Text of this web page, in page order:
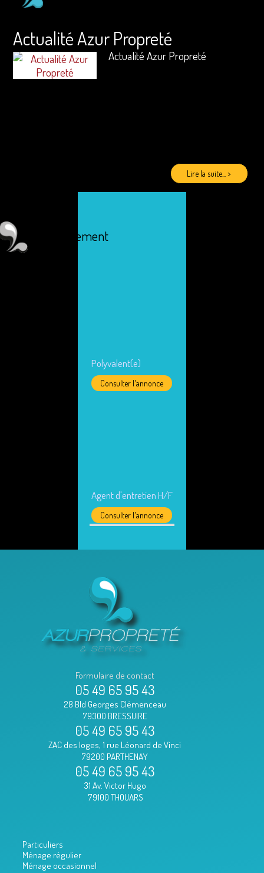
Actualité Azur Propreté
Actualité Azur Propreté
Lire la suite... >
Recrutement
Polyvalent(e)
Consulter l'annonce
Agent d'entretien H/F
Consulter l'annonce
Formulaire de contact
05 49 65 95 43
28 Bld Georges Clémenceau
79300 BRESSUIRE
05 49 65 95 43
ZAC des loges, 1 rue Léonard de Vinci
79200 PARTHENAY
05 49 65 95 43
31 Av. Victor Hugo
79100 THOUARS
Particuliers
Ménage régulier
Ménage occasionnel